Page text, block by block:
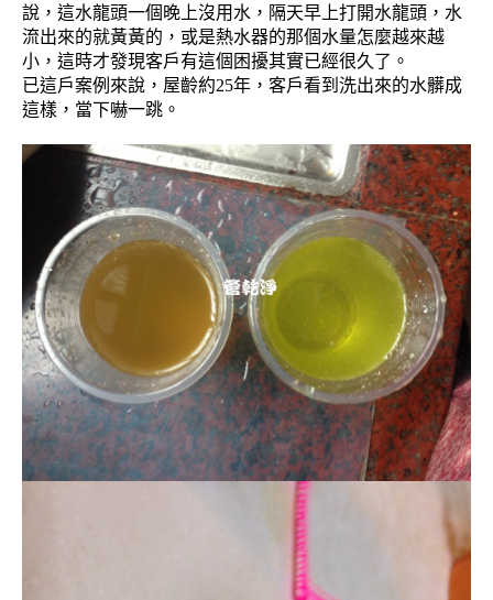
說，這水龍頭一個晚上沒用水，隔天早上打開水龍頭，水
流出來的就黃黃的，或是熱水器的那個水量怎麼越來越
小，這時才發現客戶有這個困擾其實已經很久了。
已這戶案例來說，屋齡約25年，客戶看到洗出來的水髒成
這樣，當下嚇一跳。